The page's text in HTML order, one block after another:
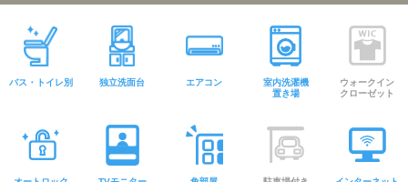
バス・トイレ別 独立洗面台 エアコン
室内洗濯機
置き場
ウォークイン
クローゼット